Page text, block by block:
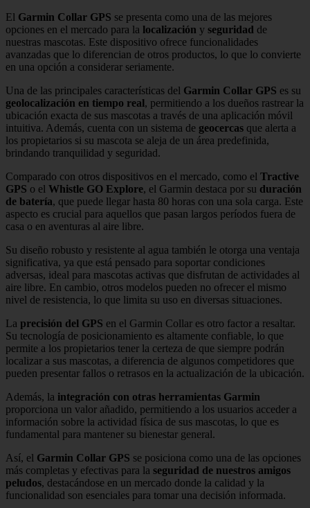
El Garmin Collar GPS se presenta como una de las mejores
opciones en el mercado para la localización y seguridad de
nuestras mascotas. Este dispositivo ofrece funcionalidades
avanzadas que lo diferencian de otros productos, lo que lo convierte
en una opción a considerar seriamente.
Una de las principales características del Garmin Collar GPS es su
geolocalización en tiempo real, permitiendo a los dueños rastrear la
ubicación exacta de sus mascotas a través de una aplicación móvil
intuitiva. Además, cuenta con un sistema de geocercas que alerta a
los propietarios si su mascota se aleja de un área predefinida,
brindando tranquilidad y seguridad.
Comparado con otros dispositivos en el mercado, como el Tractive
GPS o el Whistle GO Explore, el Garmin destaca por su duración
de batería, que puede llegar hasta 80 horas con una sola carga. Este
aspecto es crucial para aquellos que pasan largos períodos fuera de
casa o en aventuras al aire libre.
Su diseño robusto y resistente al agua también le otorga una ventaja
significativa, ya que está pensado para soportar condiciones
adversas, ideal para mascotas activas que disfrutan de actividades al
aire libre. En cambio, otros modelos pueden no ofrecer el mismo
nivel de resistencia, lo que limita su uso en diversas situaciones.
La precisión del GPS en el Garmin Collar es otro factor a resaltar.
Su tecnología de posicionamiento es altamente confiable, lo que
permite a los propietarios tener la certeza de que siempre podrán
localizar a sus mascotas, a diferencia de algunos competidores que
pueden presentar fallos o retrasos en la actualización de la ubicación.
Además, la integración con otras herramientas Garmin
proporciona un valor añadido, permitiendo a los usuarios acceder a
información sobre la actividad física de sus mascotas, lo que es
fundamental para mantener su bienestar general.
Así, el Garmin Collar GPS se posiciona como una de las opciones
más completas y efectivas para la seguridad de nuestros amigos
peludos, destacándose en un mercado donde la calidad y la
funcionalidad son esenciales para tomar una decisión informada.